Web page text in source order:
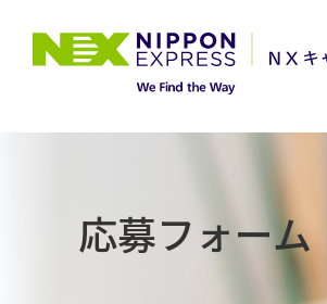
応募フォーム